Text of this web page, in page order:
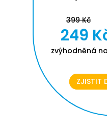
399 Kč
249
zvýhodněná
ZJISTIT